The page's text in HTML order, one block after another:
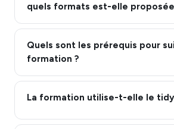
quels formats est-elle
Quels sont les prérequis pour
formation ?
La formation utilise-t-elle le